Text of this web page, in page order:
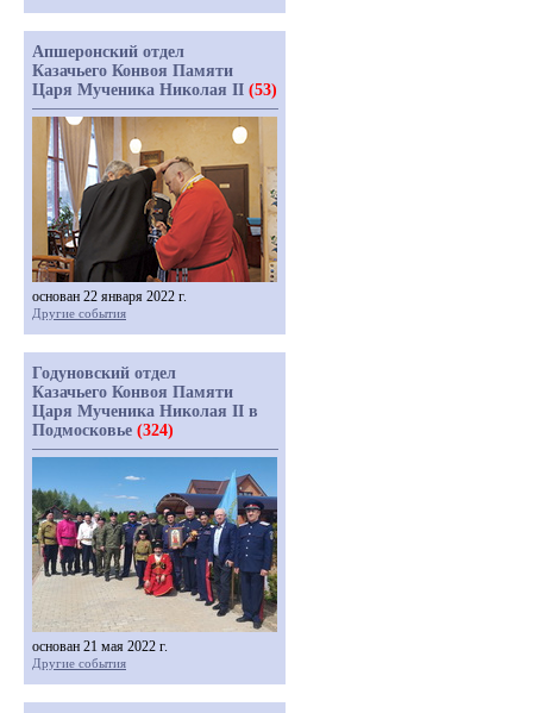
Апшеронский отдел
Казачьего Конвоя Памяти
Царя Мученика Николая II (53)
основан 22 января 2022 г.
Другие события
Годуновский отдел
Казачьего Конвоя Памяти
Царя Мученика Николая II в
Подмосковье (324)
основан 21 мая 2022 г.
Другие события